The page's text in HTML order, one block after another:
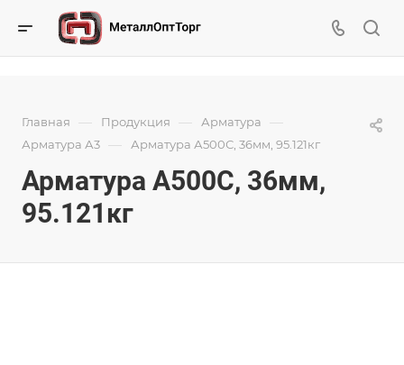
Главная — Продукция — Арматура —
Арматура А3 — Арматура А500С, 36мм, 95.121кг
Арматура А500С, 36мм,
95.121кг